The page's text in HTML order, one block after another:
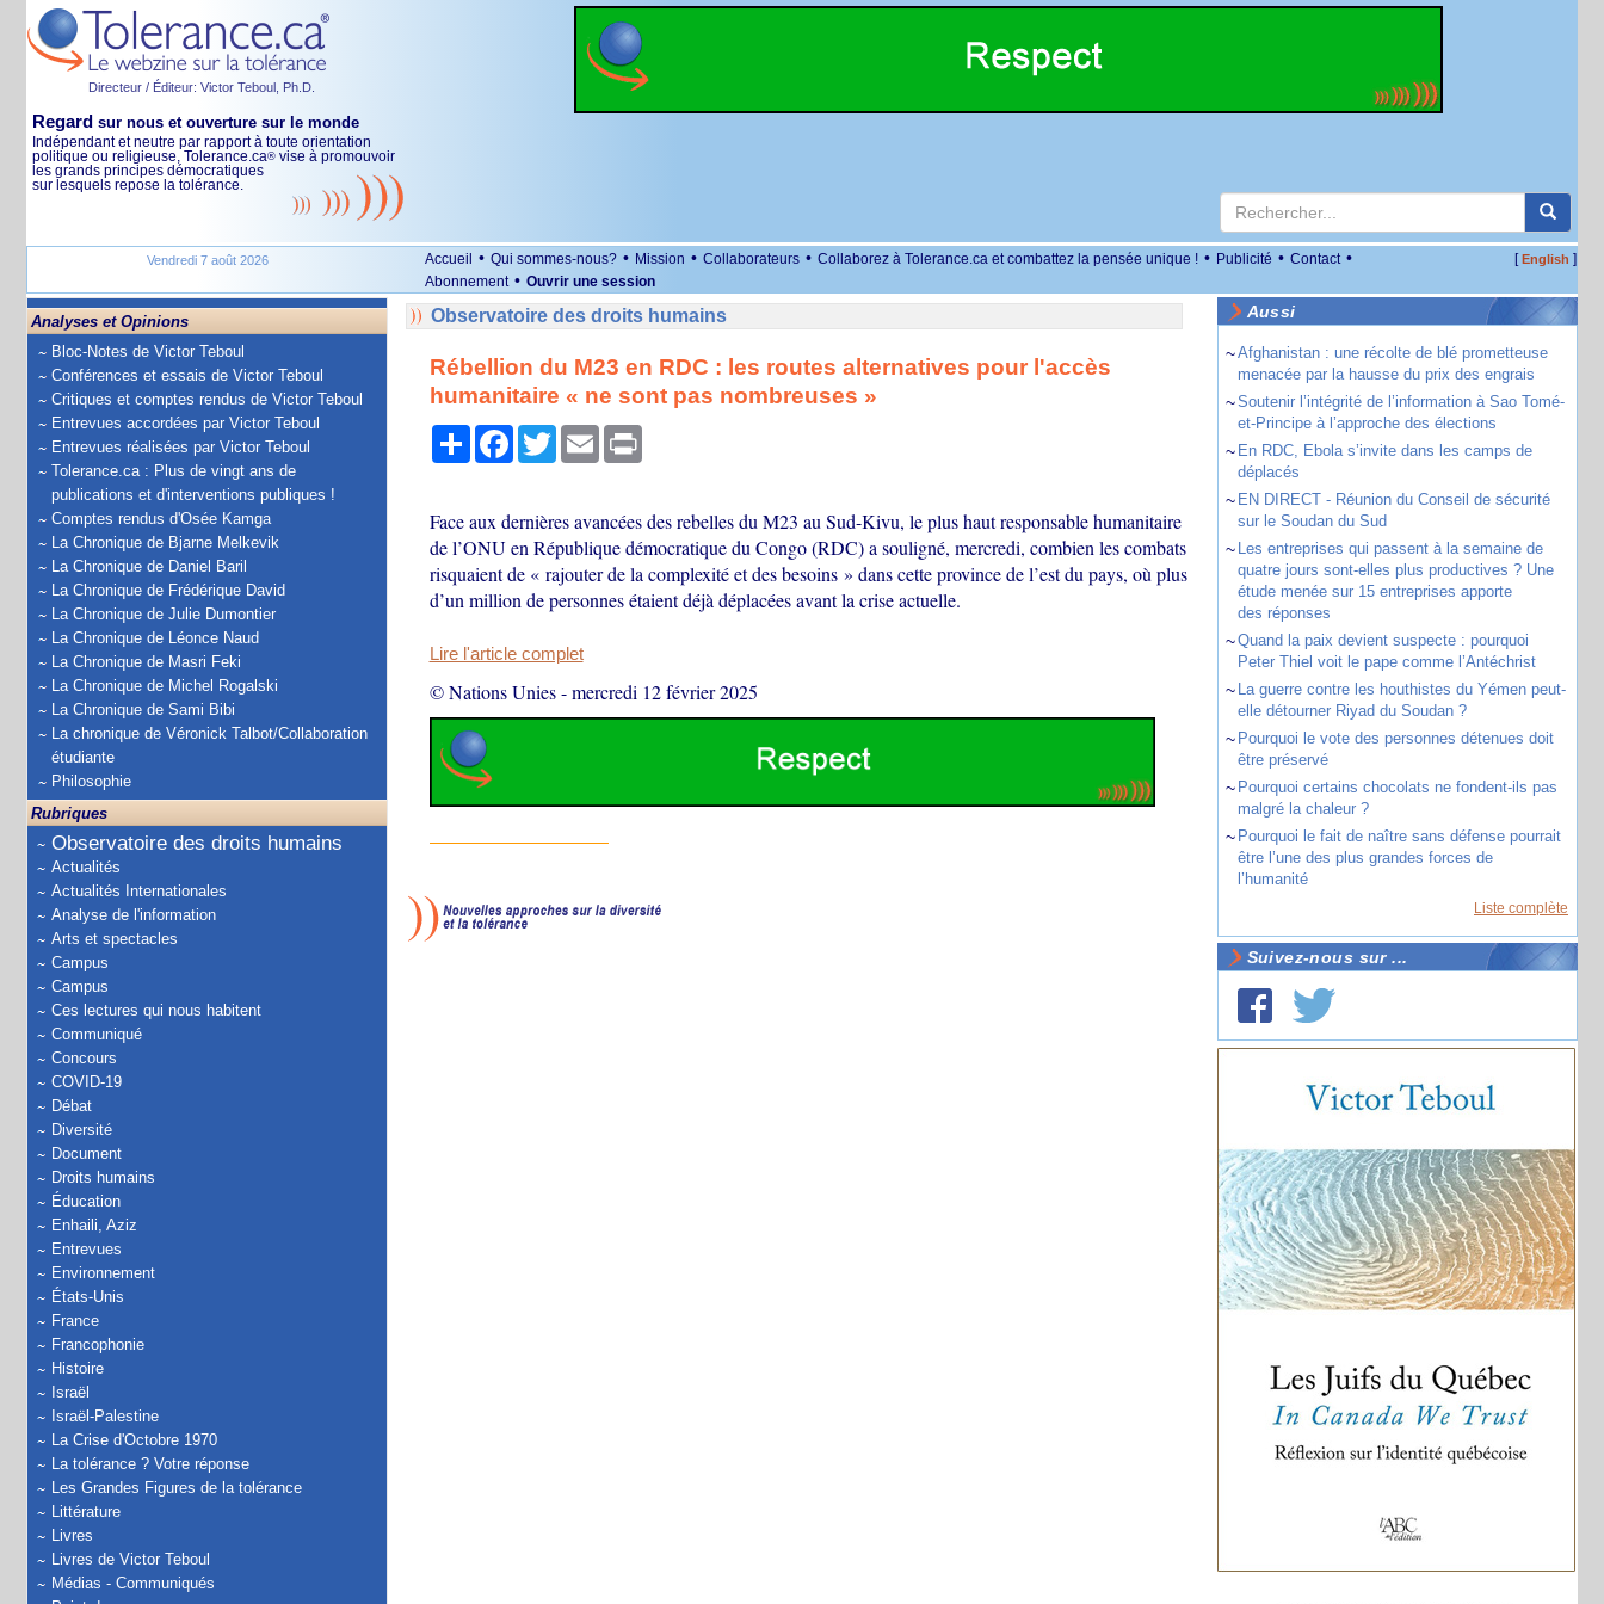
Directeur / Éditeur: Victor Teboul, Ph.D.
Regard sur nous et ouverture sur le monde
Indépendant et neutre par rapport à toute orientation
politique ou religieuse, Tolerance.ca® vise à promouvoir
les grands principes démocratiques
sur lesquels repose la tolérance.
Vendredi 7 août 2026 Accueil • Qui sommes-nous? • Mission • Collaborateurs • Collaborez à Tolerance.ca et combattez la pensée unique ! • Publicité • Contact •
Abonnement • Ouvrir une session
[English ]
Analyses et Opinions
Bloc-Notes de Victor Teboul
Conférences et essais de Victor Teboul
Critiques et comptes rendus de Victor Teboul
Entrevues accordées par Victor Teboul
Entrevues réalisées par Victor Teboul
Tolerance.ca : Plus de vingt ans de
publications et d'interventions publiques !
Comptes rendus d'Osée Kamga
La Chronique de Bjarne Melkevik
La Chronique de Daniel Baril
La Chronique de Frédérique David
La Chronique de Julie Dumontier
La Chronique de Léonce Naud
La Chronique de Masri Feki
La Chronique de Michel Rogalski
La Chronique de Sami Bibi
La chronique de Véronick Talbot/Collaboration
étudiante
Philosophie
Rubriques
Observatoire des droits humains
Actualités
Actualités Internationales
Analyse de l'information
Arts et spectacles
Campus
Campus
Ces lectures qui nous habitent
Communiqué
Concours
COVID-19
Débat
Diversité
Document
Droits humains
Éducation
Enhaili, Aziz
Entrevues
Environnement
États-Unis
France
Francophonie
Histoire
Israël
Israël-Palestine
La Crise d'Octobre 1970
La tolérance ? Votre réponse
Les Grandes Figures de la tolérance
Littérature
Livres
Livres de Victor Teboul
Médias - Communiqués
Observatoire des droits humains
Rébellion du M23 en RDC : les routes alternatives pour l'accès
humanitaire « ne sont pas nombreuses »
PartagerFacebook
TwitterEmail Print
Face aux dernières avancées des rebelles du M23 au Sud-Kivu, le plus haut responsable humanitaire
de l’ONU en République démocratique du Congo (RDC) a souligné, mercredi, combien les combats
risquaient de « rajouter de la complexité et des besoins » dans cette province de l’est du pays, où plus
d’un million de personnes étaient déjà déplacées avant la crise actuelle.
Lire l'article complet
© Nations Unies-mercredi 12 février 2025
Aussi
~Afghanistan : une récolte de blé prometteuse
menacée par la hausse du prix des engrais
~Soutenir l’intégrité de l’information à Sao Tomé-
et-Principe à l’approche des élections
~ En RDC, Ebola s’invite dans les camps de
déplacés
~ EN DIRECT - Réunion du Conseil de sécurité
sur le Soudan du Sud
~ Les entreprises qui passent à la semaine de
quatre jours sont-elles plus productives ? Une
étude menée sur 15 entreprises apporte
des réponses
~Quand la paix devient suspecte : pourquoi
Peter Thiel voit le pape comme l’Antéchrist
~ La guerre contre les houthistes du Yémen peut-
elle détourner Riyad du Soudan ?
~ Pourquoi le vote des personnes détenues doit
être préservé
~ Pourquoi certains chocolats ne fondent-ils pas
malgré la chaleur ?
~ Pourquoi le fait de naître sans défense pourrait
être l’une des plus grandes forces de
l’humanité
Liste complète
Suivez-nous sur ...